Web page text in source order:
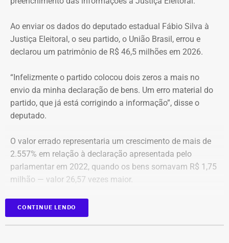
O apartamento que vai à leilão fica na Avenida Pasteu e
tem cerca de 101 metros quadrados. O imóvel se
Baía de Guanabara.
A Caixa Econômica tentou intimar pessoalmente o ex-
deputado federal. Mas como não conseguiu localizá-lo,
dias 5, 6 e 7 de novembro de 2025, concedendo o prazo
legal para regularização da dívida. Posteriormente, a
propriedade foi consolidada em nome da Caixa em 30 de
março de 2026 por causa da falta de pagamento.
*Com informação do blog de Ruben Berta, do portal
Ururau, e também do portal g1
Ao enviar os dados do deputado estadual Fábio Silva à
Justiça Eleitoral, o seu partido, o União Brasil, errou e
declarou um patrimônio de R$ 46,5 milhões em 2026.
“Infelizmente o partido colocou dois zeros a mais no
envio da minha declaração de bens. Um erro material do
partido, que já está corrigindo a informação”, disse o
deputado.
O valor errado representaria um crescimento de mais de
2.557% em relação à declaração apresentada pelo
parlamentar em 2022, quando os bens somavam R$ 1,75
milhão — valor 26,57 vezes maior.
As informações foram obtidas no
Tribunal Superior de Justiça (TSE)
CONTINUE LENDO